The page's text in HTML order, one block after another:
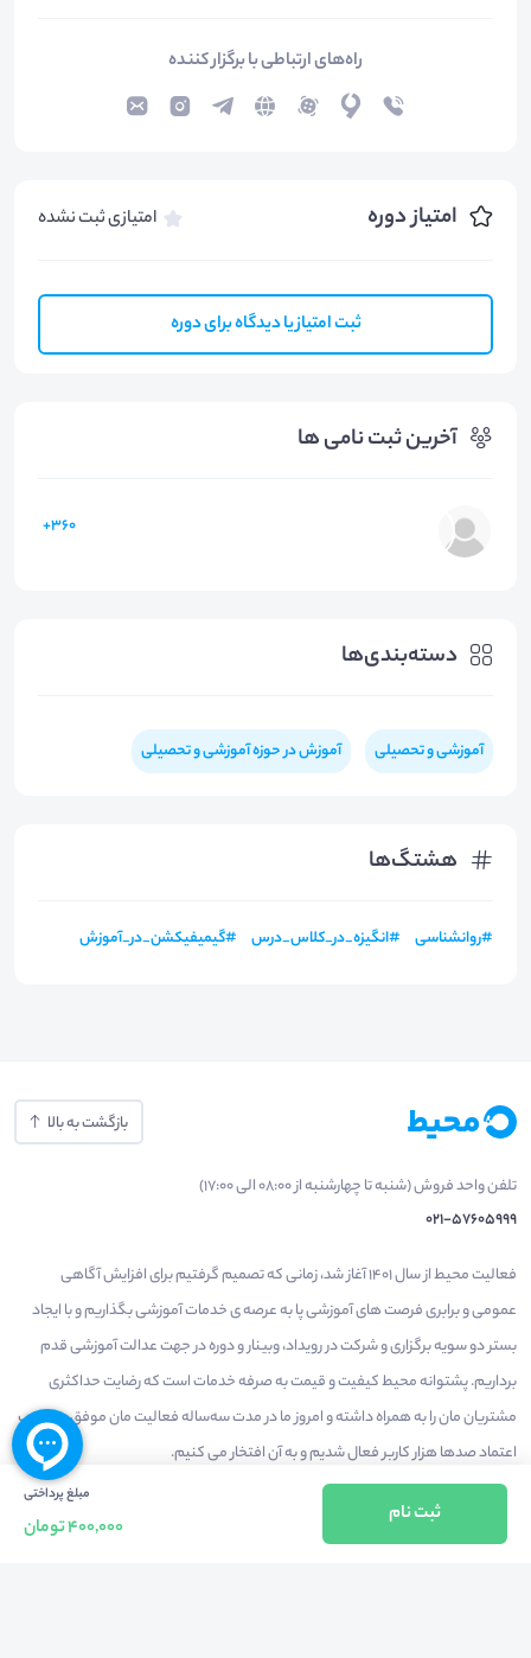
راه‌های ارتباطی با برگزار کننده
امتیاز دوره امتیازی ثبت نشده
ثبت امتیاز یا دیدگاه برای دوره
آخرین ثبت نامی ها
360+
دسته‌بندی‌ها
آموزشی و تحصیلی آموزش در حوزه آموزشی و تحصیلی
هشتگ‌ها
#روانشناسی #انگیزه_در_کلاس_درس #گیمیفیکشن_در_آموزش
مبلغ پرداختی
400,000 تومان
ثبت نام
بازگشت به بالا
تلفن واحد فروش (شنبه تا چهارشنبه از 08:00 الی 17:00)
021-57605999
فعالیت محیط از سال 1401 آغاز شد، زمانی که تصمیم گرفتیم برای افزایش آگاهی
عمومی و برابری فرصت های آموزشی پا به عرصه ی خدمات آموزشی بگذاریم و با ایجاد
بستر دو سویه برگزاری و شرکت در رویداد، وبینار و دوره در جهت عدالت آموزشی قدم
برداریم. پشتوانه محیط کیفیت و قیمت به صرفه خدمات است که رضایت حداکثری
مشتریان مان را به همراه داشته و امروز ما در مدت سه‌ساله فعالیت مان موفق به کسب
اعتماد صدها هزار کاربر فعال شدیم و به آن افتخار می‌ کنیم.